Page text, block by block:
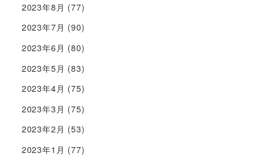
2023年8月 (77)
2023年7月 (90)
2023年6月 (80)
2023年5月 (83)
2023年4月 (75)
2023年3月 (75)
2023年2月 (53)
2023年1月 (77)